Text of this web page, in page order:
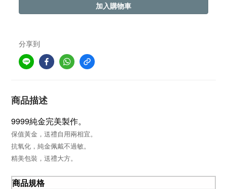
加入購物車
分享到
商品描述
9999純金完美製作。
保值黃金，送禮自用兩相宜。
抗氧化，純金佩戴不過敏。
精美包裝，送禮大方。
商品規格